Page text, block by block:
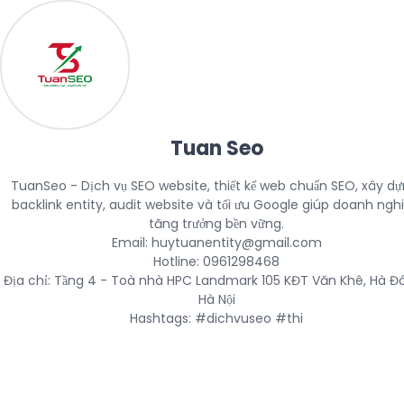
Tuan Seo
TuanSeo - Dịch vụ SEO website, thiết kế web chuẩn SEO, xây
backlink entity, audit website và tối ưu Google giúp doanh
tăng trưởng bền vững.
Email: huytuanentity@gmail.com
Hotline: 0961298468
Địa chỉ: Tầng 4 - Toà nhà HPC Landmark 105 KĐT Văn Khê, Hà
Hà Nội
Hashtags: #dichvuseo #thi